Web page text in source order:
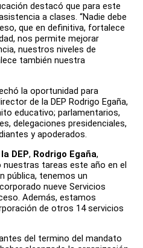
destacó que para este
a clases. “Nadie debe
que en definitiva, fortalece
nos permite mejorar
nuestros niveles de
también nuestra
la oportunidad para
de la DEP Rodrigo Egaña,
educativo; parlamentarios,
delegaciones presidenciales,
y apoderados.
DEP, Rodrigo Egaña,
tareas este año en el
pública, tenemos un
nueve Servicios
Además, estamos
de otros 14 servicios
del termino del mandato